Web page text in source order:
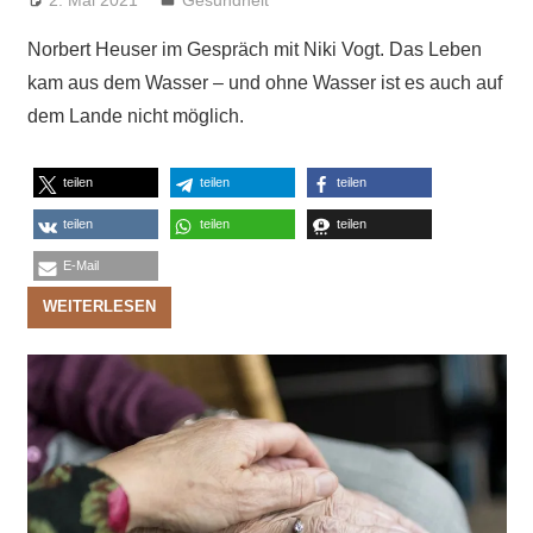
Norbert Heuser im Gespräch mit Niki Vogt. Das Leben
kam aus dem Wasser – und ohne Wasser ist es auch auf
dem Lande nicht möglich.
teilen teilen teilen
teilen teilen teilen
E-Mail
WEITERLESEN